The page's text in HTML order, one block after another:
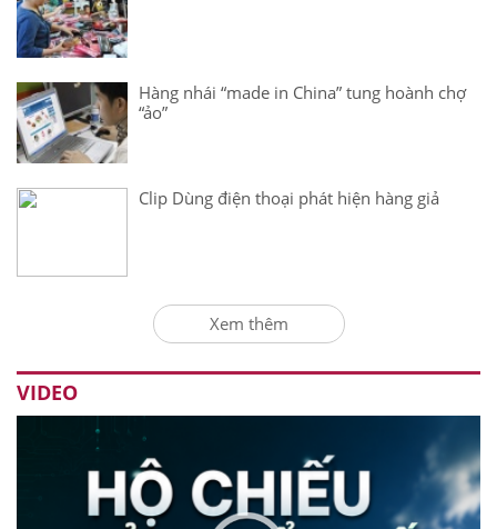
Hàng nhái “made in China” tung hoành chợ
“ảo”
Clip Dùng điện thoại phát hiện hàng giả
Xem thêm
VIDEO